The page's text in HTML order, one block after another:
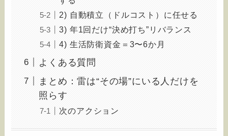
2) 自動積立（ドルコスト）に任せる
3) 年1回だけ“決め打ち”リバランス
4) 生活防衛資金＝3〜6か月
よくある質問
まとめ：雷は“その場”にいる人だけを
照らす
次のアクション